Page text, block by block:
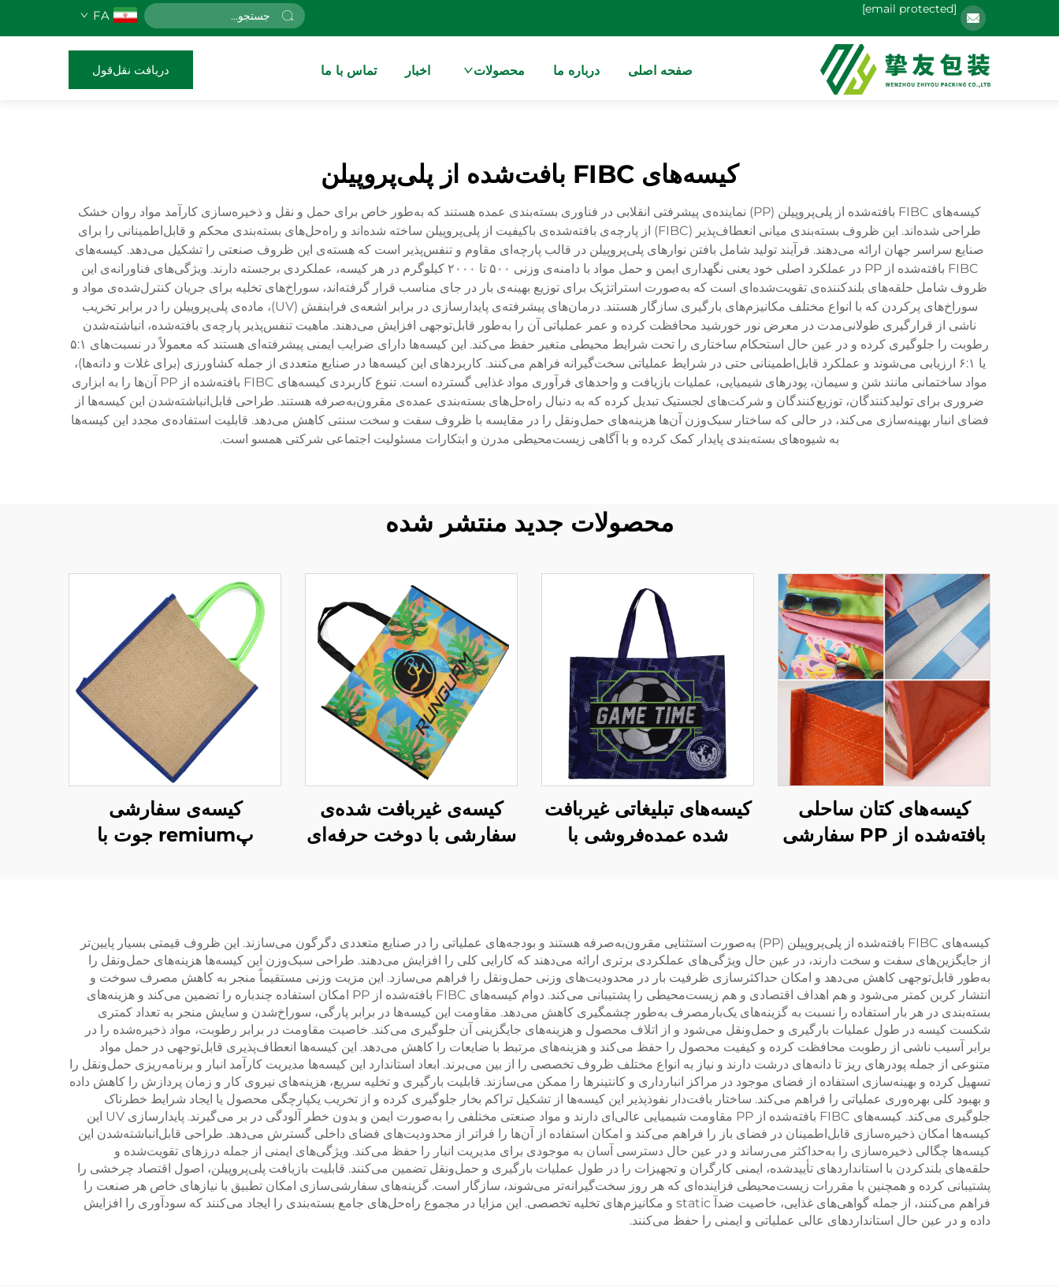
[email protected]
FA
صفحه اصلی درباره ما محصولات اخبار تماس با ما دریافت نقل‌قول
کیسه‌های FIBC بافت‌شده از پلی‌پروپیلن
کیسه‌های FIBC بافته‌شده از پلی‌پروپیلن (PP) نماینده‌ی پیشرفتی انقلابی در فناوری بسته‌بندی عمده هستند که به‌طور خاص برای حمل و نقل و ذخیره‌سازی کارآمد مواد روان خشک
طراحی شده‌اند. این ظروف بسته‌بندی میانی انعطاف‌پذیر (FIBC) از پارچه‌ی بافته‌شده‌ی باکیفیت از پلی‌پروپیلن ساخته شده‌اند و راه‌حل‌های بسته‌بندی محکم و قابل‌اطمینانی را برای
صنایع سراسر جهان ارائه می‌دهند. فرآیند تولید شامل بافتن نوارهای پلی‌پروپیلن در قالب پارچه‌ای مقاوم و تنفس‌پذیر است که هسته‌ی این ظروف صنعتی را تشکیل می‌دهد. کیسه‌های
FIBC بافته‌شده از PP در عملکرد اصلی خود یعنی نگهداری ایمن و حمل مواد با دامنه‌ی وزنی ۵۰۰ تا ۲۰۰۰ کیلوگرم در هر کیسه، عملکردی برجسته دارند. ویژگی‌های فناورانه‌ی این
ظروف شامل حلقه‌های بلندکننده‌ی تقویت‌شده‌ای است که به‌صورت استراتژیک برای توزیع بهینه‌ی بار در جای مناسب قرار گرفته‌اند، سوراخ‌های تخلیه برای جریان کنترل‌شده‌ی مواد و
سوراخ‌های پرکردن که با انواع مختلف مکانیزم‌های بارگیری سازگار هستند. درمان‌های پیشرفته‌ی پایدارسازی در برابر اشعه‌ی فرابنفش (UV)، ماده‌ی پلی‌پروپیلن را در برابر تخریب
ناشی از قرارگیری طولانی‌مدت در معرض نور خورشید محافظت کرده و عمر عملیاتی آن را به‌طور قابل‌توجهی افزایش می‌دهند. ماهیت تنفس‌پذیر پارچه‌ی بافته‌شده، انباشته‌شدن
رطوبت را جلوگیری کرده و در عین حال استحکام ساختاری را تحت شرایط محیطی متغیر حفظ می‌کند. این کیسه‌ها دارای ضرایب ایمنی پیشرفته‌ای هستند که معمولاً در نسبت‌های ۵:۱
یا ۶:۱ ارزیابی می‌شوند و عملکرد قابل‌اطمینانی حتی در شرایط عملیاتی سخت‌گیرانه فراهم می‌کنند. کاربردهای این کیسه‌ها در صنایع متعددی از جمله کشاورزی (برای غلات و دانه‌ها)،
مواد ساختمانی مانند شن و سیمان، پودرهای شیمیایی، عملیات بازیافت و واحدهای فرآوری مواد غذایی گسترده است. تنوع کاربردی کیسه‌های FIBC بافته‌شده از PP آن‌ها را به ابزاری
ضروری برای تولیدکنندگان، توزیع‌کنندگان و شرکت‌های لجستیک تبدیل کرده که به دنبال راه‌حل‌های بسته‌بندی عمده‌ی مقرون‌به‌صرفه هستند. طراحی قابل‌انباشته‌شدن این کیسه‌ها از
فضای انبار بهینه‌سازی می‌کند، در حالی که ساختار سبک‌وزن آن‌ها هزینه‌های حمل‌ونقل را در مقایسه با ظروف سفت و سخت سنتی کاهش می‌دهد. قابلیت استفاده‌ی مجدد این کیسه‌ها
به شیوه‌های بسته‌بندی پایدار کمک کرده و با آگاهی زیست‌محیطی مدرن و ابتکارات مسئولیت اجتماعی شرکتی همسو است.
محصولات جدید منتشر شده
کیسه‌های کتان ساحلی
بافته‌شده از PP سفارشی
کیسه‌های تبلیغاتی غیربافت
شده عمده‌فروشی با
کیسه‌ی غیربافت شده‌ی
سفارشی با دوخت حرفه‌ای
کسب‌وکار (B2B)
کیسه‌ی سفارشی
پremium جوت با
بادوام
کیسه‌های FIBC بافته‌شده از پلی‌پروپیلن (PP) به‌صورت استثنایی مقرون‌به‌صرفه هستند و بودجه‌های عملیاتی را در صنایع متعددی دگرگون می‌سازند. این ظروف قیمتی بسیار پایین‌تر
از جایگزین‌های سفت و سخت دارند، در عین حال ویژگی‌های عملکردی برتری ارائه می‌دهند که کارایی کلی را افزایش می‌دهند. طراحی سبک‌وزن این کیسه‌ها هزینه‌های حمل‌ونقل را
به‌طور قابل‌توجهی کاهش می‌دهد و امکان حداکثرسازی ظرفیت بار در محدودیت‌های وزنی حمل‌ونقل را فراهم می‌سازد. این مزیت وزنی مستقیماً منجر به کاهش مصرف سوخت و
انتشار کربن کمتر می‌شود و هم اهداف اقتصادی و هم زیست‌محیطی را پشتیبانی می‌کند. دوام کیسه‌های FIBC بافته‌شده از PP امکان استفاده چندباره را تضمین می‌کند و هزینه‌های
بسته‌بندی در هر بار استفاده را نسبت به گزینه‌های یک‌بارمصرف به‌طور چشمگیری کاهش می‌دهد. مقاومت این کیسه‌ها در برابر پارگی، سوراخ‌شدن و سایش منجر به تعداد کمتری
شکست کیسه در طول عملیات بارگیری و حمل‌ونقل می‌شود و از اتلاف محصول و هزینه‌های جایگزینی آن جلوگیری می‌کند. خاصیت مقاومت در برابر رطوبت، مواد ذخیره‌شده را در
برابر آسیب ناشی از رطوبت محافظت کرده و کیفیت محصول را حفظ می‌کند و هزینه‌های مرتبط با ضایعات را کاهش می‌دهد. این کیسه‌ها انعطاف‌پذیری قابل‌توجهی در حمل مواد
متنوعی از جمله پودرهای ریز تا دانه‌های درشت دارند و نیاز به انواع مختلف ظروف تخصصی را از بین می‌برند. ابعاد استاندارد این کیسه‌ها مدیریت کارآمد انبار و برنامه‌ریزی حمل‌ونقل را
تسهیل کرده و بهینه‌سازی استفاده از فضای موجود در مراکز انبارداری و کانتینرها را ممکن می‌سازند. قابلیت بارگیری و تخلیه سریع، هزینه‌های نیروی کار و زمان پردازش را کاهش داده
و بهبود کلی بهره‌وری عملیاتی را فراهم می‌کند. ساختار بافت‌دار نفوذپذیر این کیسه‌ها از تشکیل تراکم بخار جلوگیری کرده و از تخریب یکپارچگی محصول یا ایجاد شرایط خطرناک
جلوگیری می‌کند. کیسه‌های FIBC بافته‌شده از PP مقاومت شیمیایی عالی‌ای دارند و مواد صنعتی مختلفی را به‌صورت ایمن و بدون خطر آلودگی در بر می‌گیرند. پایدارسازی UV این
کیسه‌ها امکان ذخیره‌سازی قابل‌اطمینان در فضای باز را فراهم می‌کند و امکان استفاده از آن‌ها را فراتر از محدودیت‌های فضای داخلی گسترش می‌دهد. طراحی قابل‌انباشته‌شدن این
کیسه‌ها چگالی ذخیره‌سازی را به‌حداکثر می‌رساند و در عین حال دسترسی آسان به موجودی برای مدیریت انبار را حفظ می‌کند. ویژگی‌های ایمنی از جمله درزهای تقویت‌شده و
حلقه‌های بلندکردن با استانداردهای تأییدشده، ایمنی کارگران و تجهیزات را در طول عملیات بارگیری و حمل‌ونقل تضمین می‌کنند. قابلیت بازیافت پلی‌پروپیلن، اصول اقتصاد چرخشی را
پشتیبانی کرده و همچنین با مقررات زیست‌محیطی فزاینده‌ای که هر روز سخت‌گیرانه‌تر می‌شوند، سازگار است. گزینه‌های سفارشی‌سازی امکان تطبیق با نیازهای خاص هر صنعت را
فراهم می‌کنند، از جمله گواهی‌های غذایی، خاصیت ضدآ static و مکانیزم‌های تخلیه تخصصی. این مزایا در مجموع راه‌حل‌های جامع بسته‌بندی را ایجاد می‌کنند که سودآوری را افزایش
داده و در عین حال استانداردهای عالی عملیاتی و ایمنی را حفظ می‌کنند.